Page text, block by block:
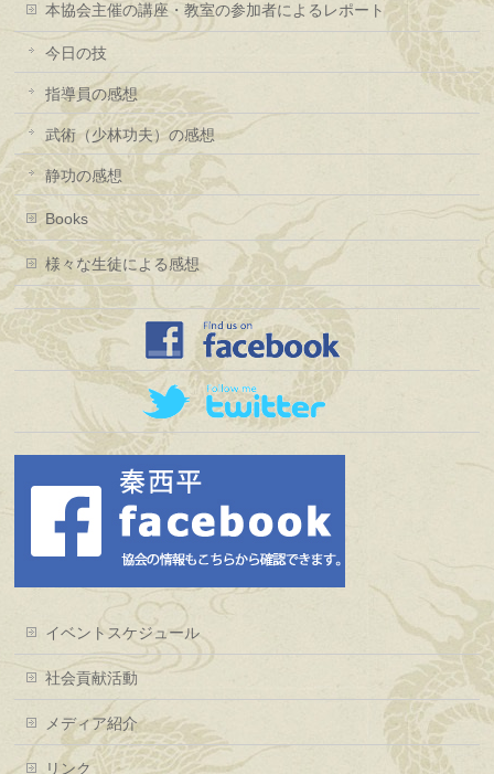
本協会主催の講座・教室の参加者によるレポート
今日の技
指導員の感想
武術（少林功夫）の感想
静功の感想
Books
様々な生徒による感想
イベントスケジュール
社会貢献活動
メディア紹介
リンク